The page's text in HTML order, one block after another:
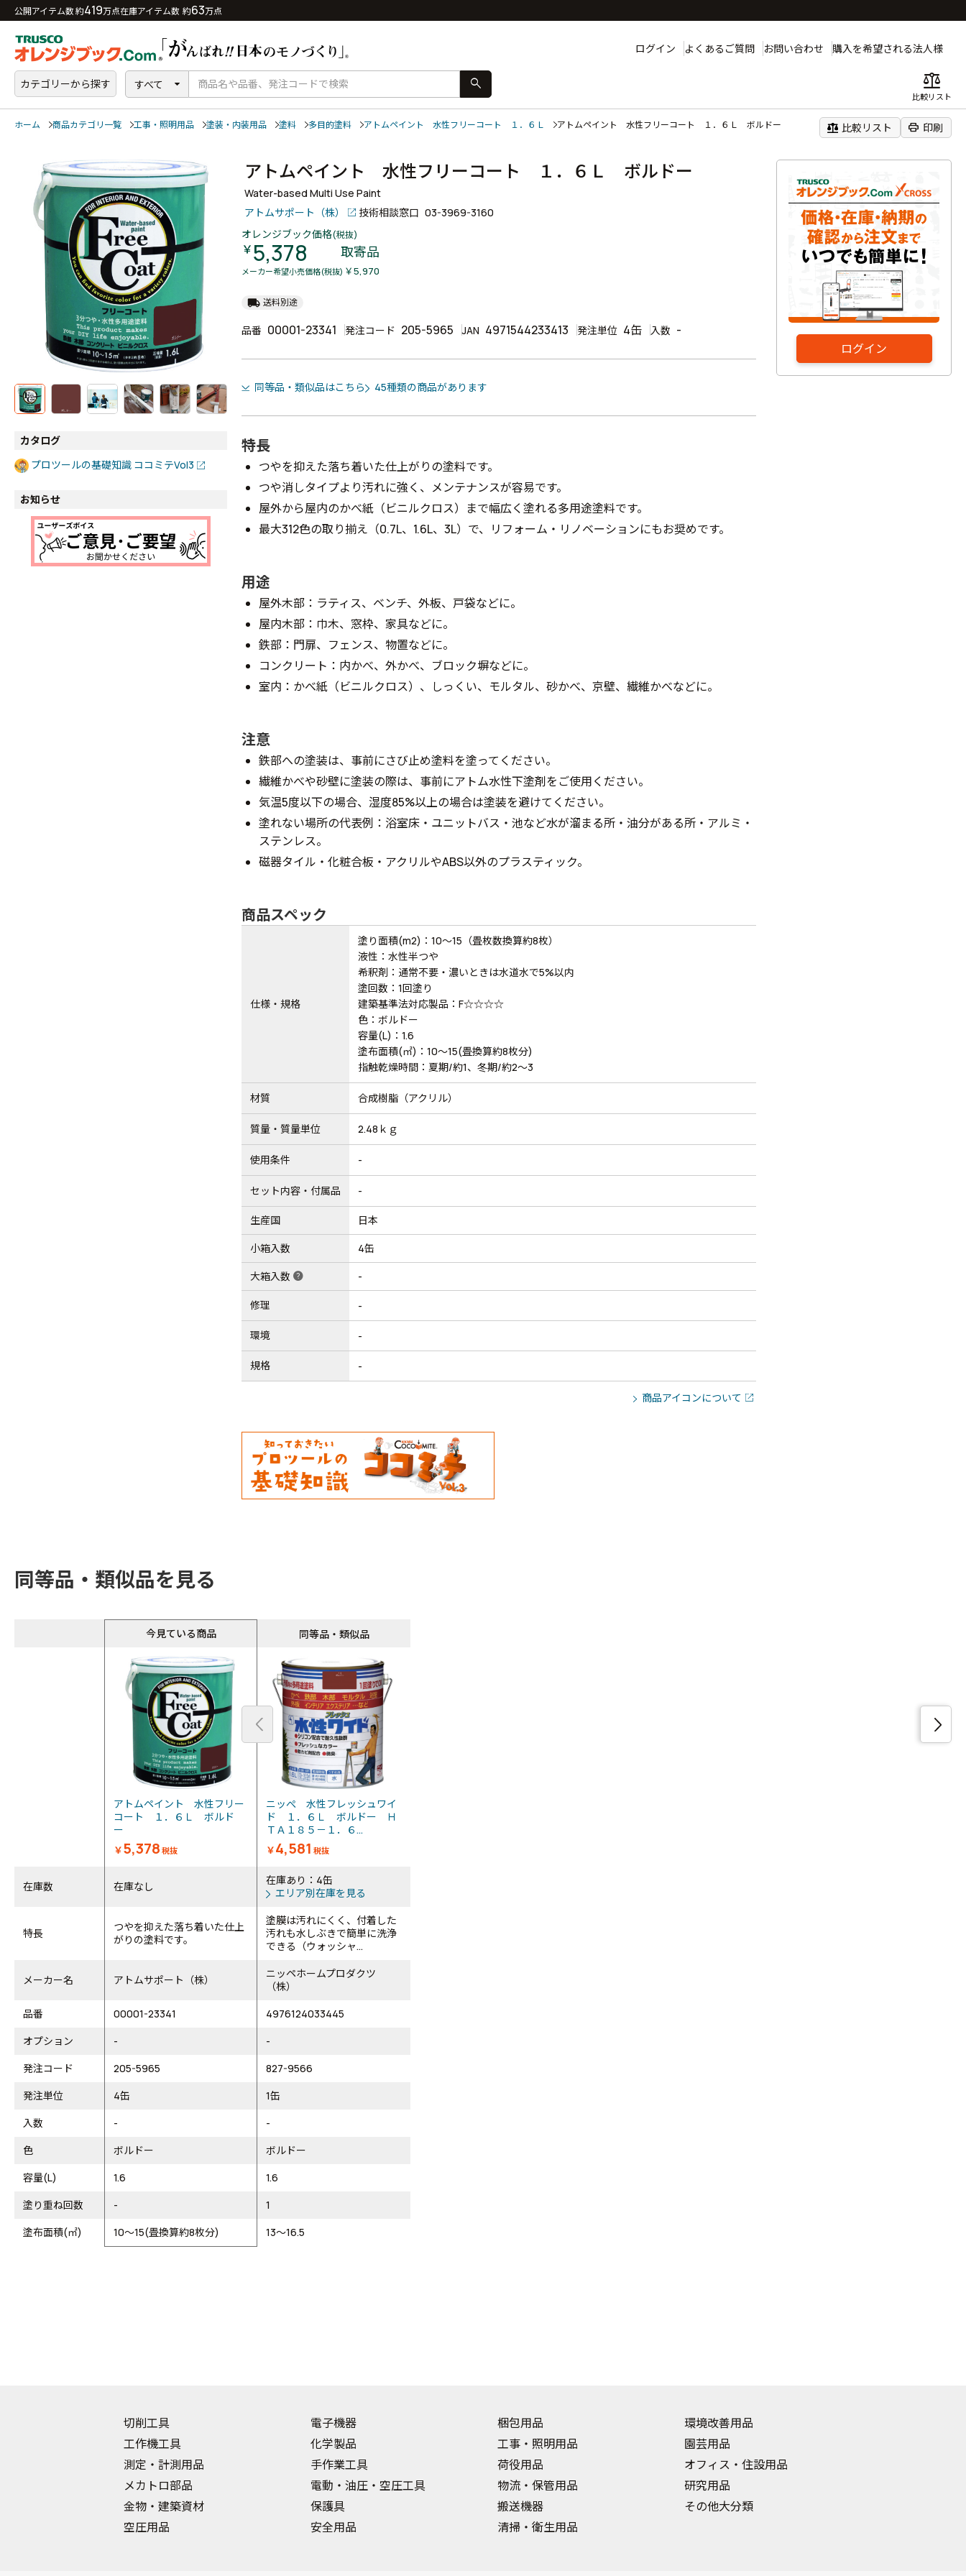
公開アイテム数 約419万点在庫アイテム数 約63万点
ログイン よくあるご質問 お問い合わせ 購入を希望される法人様
カテゴリーから探す すべて search balance
比較リスト
ホーム 商品カテゴリ一覧 工事・照明用品 塗装・内装用品 塗料 多目的塗料 アトムペイント 水性フリーコート １．６Ｌ アトムペイント 水性フリーコート １．６Ｌ ボルドー balance 比較リスト print 印刷
ログイン
カタログ
プロツールの基礎知識 ココミテVol3
お知らせ
アトムペイント 水性フリーコート １．６Ｌ ボルドー
Water-based Multi Use Paint
アトムサポート（株）
技術相談窓口 03-3969-3160
オレンジブック価格(税抜)
￥5,378 取寄品
メーカー希望小売価格(税抜) ￥5,970
local_shipping 送料別途
品番 00001-23341 発注コード 205-5965 JAN 4971544233413 発注単位 4缶 入数 -
同等品・類似品はこちら 45種類の商品があります
特長
つやを抑えた落ち着いた仕上がりの塗料です。
つや消しタイプより汚れに強く、メンテナンスが容易です。
屋外から屋内のかべ紙（ビニルクロス）まで幅広く塗れる多用途塗料です。
最大312色の取り揃え（0.7L、1.6L、3L）で、リフォーム・リノベーションにもお奨めです。
用途
屋外木部：ラティス、ベンチ、外板、戸袋などに。
屋内木部：巾木、窓枠、家具などに。
鉄部：門扉、フェンス、物置などに。
コンクリート：内かべ、外かべ、ブロック塀などに。
室内：かべ紙（ビニルクロス）、しっくい、モルタル、砂かべ、京壁、繊維かべなどに。
注意
鉄部への塗装は、事前にさび止め塗料を塗ってください。
繊維かべや砂壁に塗装の際は、事前にアトム水性下塗剤をご使用ください。
気温5度以下の場合、湿度85%以上の場合は塗装を避けてください。
塗れない場所の代表例：浴室床・ユニットバス・池など水が溜まる所・油分がある所・アルミ・
ステンレス。
磁器タイル・化粧合板・アクリルやABS以外のプラスティック。
商品スペック
仕様・規格
塗り面積(m2)：10～15（畳枚数換算約8枚）
液性：水性半つや
希釈剤：通常不要・濃いときは水道水で5%以内
塗回数：1回塗り
建築基準法対応製品：F☆☆☆☆
色：ボルドー
容量(L)：1.6
塗布面積(㎡)：10～15(畳換算約8枚分)
指触乾燥時間：夏期/約1、冬期/約2～3
材質 合成樹脂（アクリル）
質量・質量単位 2.48ｋｇ
使用条件 -
セット内容・付属品 -
生産国 日本
小箱入数 4缶
大箱入数 help -
修理 -
環境 -
規格 -
商品アイコンについて
同等品・類似品を見る
今見ている商品 同等品・類似品
アトムペイント 水性フリー
コート １．６Ｌ ボルド
ー
￥5,378 税抜
ニッぺ 水性フレッシュワイ
ド １．６Ｌ ボルドー Ｈ
ＴＡ１８５－１．６...
￥4,581 税抜
在庫数 在庫なし
在庫あり：4缶
エリア別在庫を見る
特長
つやを抑えた落ち着いた仕上
がりの塗料です。
塗膜は汚れにくく、付着した
汚れも水しぶきで簡単に洗浄
できる（ウォッシャ...
メーカー名 アトムサポート（株）
ニッペホームプロダクツ
（株）
品番
00001-23341
4976124033445
オプション
-
-
発注コード
205-5965
827-9566
発注単位
4缶
1缶
入数
-
-
色
ボルドー
ボルドー
容量(L)
1.6
1.6
塗り重ね回数
-
1
塗布面積(㎡)
10～15(畳換算約8枚分) 13～16.5
同等品・類似品
切削工具
工作機工具
測定・計測用品
メカトロ部品
金物・建築資材
空圧用品
電子機器
化学製品
手作業工具
電動・油圧・空圧工具
保護具
安全用品
梱包用品
工事・照明用品
荷役用品
物流・保管用品
搬送機器
清掃・衛生用品
環境改善用品
園芸用品
オフィス・住設用品
研究用品
その他大分類